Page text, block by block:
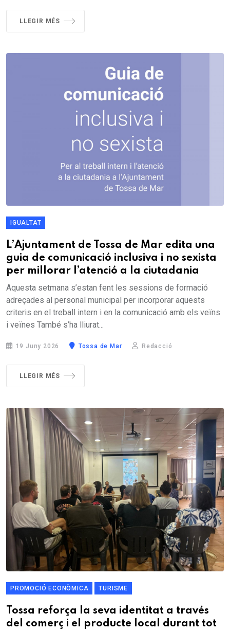
LLEGIR MÉS
IGUALTAT
L’Ajuntament de Tossa de Mar edita una
guia de comunicació inclusiva i no sexista
per millorar l’atenció a la ciutadania
Aquesta setmana s’estan fent les sessions de formació
adreçades al personal municipal per incorporar aquests
criteris en el treball intern i en la comunicació amb els veïns
i veïnes També s’ha lliurat...
19 Juny 2026 Tossa de Mar Redacció
LLEGIR MÉS
PROMOCIÓ ECONÒMICA TURISME
Tossa reforça la seva identitat a través
del comerç i el producte local durant tot